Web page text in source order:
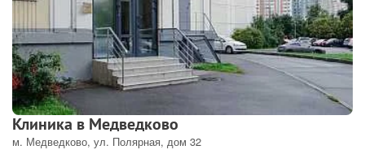
Клиника в Медведково
м. Медведково, ул. Полярная, дом 32